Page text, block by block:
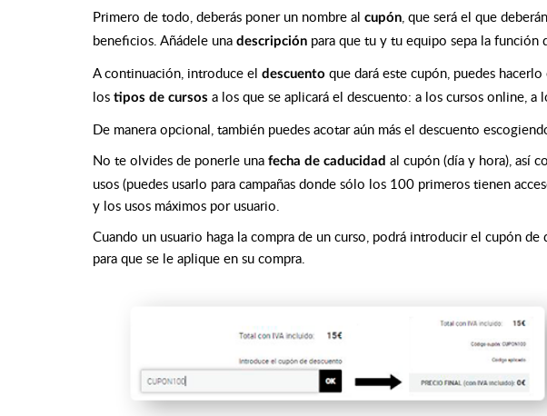
Primero de todo, deberás poner un nombre al cupón , que será el que
beneficios. Añádele una descripción para que tu y tu equipo sepa la función
A continuación, introduce el descuento que dará este cupón, puedes
los tipos de cursos a los que se aplicará el descuento: a los cursos online, a
De manera opcional, también puedes acotar aún más el descuento
No te olvides de ponerle una fecha de caducidad al cupón (día y hora), así
usos (puedes usarlo para campañas donde sólo los 100 primeros tienen
y los usos máximos por usuario.
Cuando un usuario haga la compra de un curso, podrá introducir el cupón
para que se le aplique en su compra.